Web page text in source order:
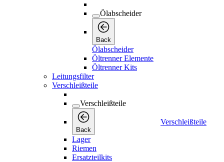
Ölabscheider
Back
Ölabscheider
Öltrenner Elemente
Öltrenner Kits
Leitungsfilter
Verschleißteile
Verschleißteile
Back
Verschleißteile
Lager
Riemen
Ersatzteilkits